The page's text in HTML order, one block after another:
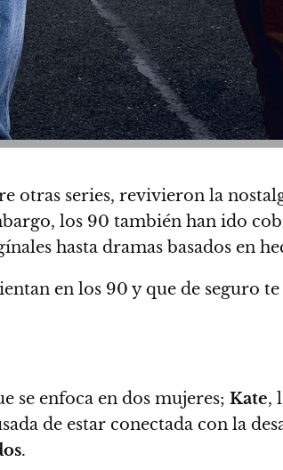
otras series, revivieron la
los 90 también han ido
hasta dramas basados en
en los 90 y que de seguro
se enfoca en dos mujeres; Kate,
de estar conectada con la
.